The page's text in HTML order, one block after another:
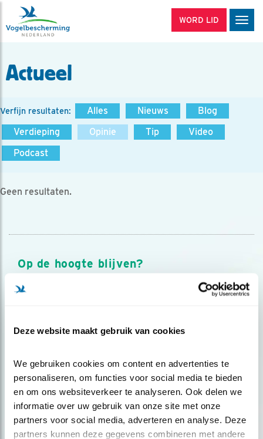
Deze website maakt gebruik van cookies
We gebruiken cookies om content en advertenties te
personaliseren, om functies voor social media te bieden
en om ons websiteverkeer te analyseren. Ook delen we
informatie over uw gebruik van onze site met onze
partners voor social media, adverteren en analyse. Deze
partners kunnen deze gegevens combineren met andere
WORD LID
Actueel
Verfijn resultaten: Alles Nieuws
Blog
Verdieping
Opinie Tip
Video
Podcast
Geen resultaten.
Op de hoogte blijven?
Meld je aan en ontvang nieuws, inspiratie, acties en tips
over vogels en activiteiten van Vogelbescherming.